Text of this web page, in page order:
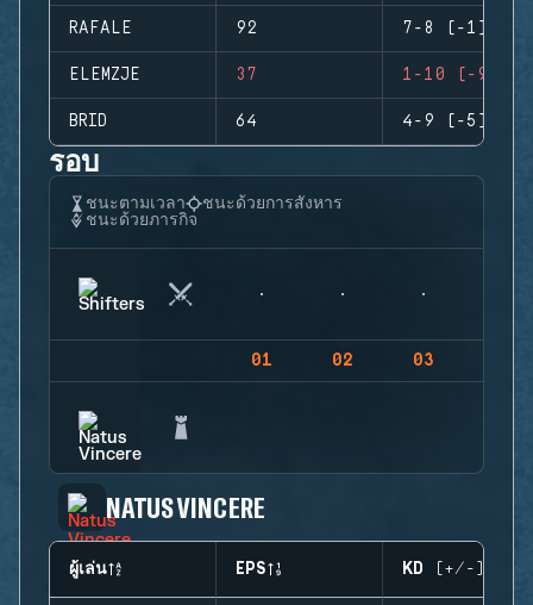
RAFALE 92 7-8 (-1)
ELEMZJE 37 1-10 (-9)
BRID 64 4-9 (-5)
รอบ
ชนะตามเวลา
ชนะด้วยการสังหาร
ชนะด้วยภารกิจ
01 02 03
NATUS VINCERE
ผู้เล่น EPS KD (+/-)